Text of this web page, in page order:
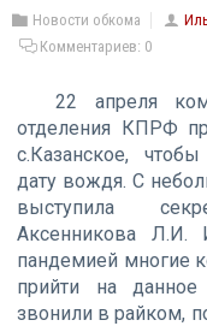
Новости обкома
Комментариев: 0
22 апреля
отделения КПРФ
с.Казанское,
дату вождя. С
выступила
Аксенникова Л.И.
пандемией многие
прийти на
звонили в райком,